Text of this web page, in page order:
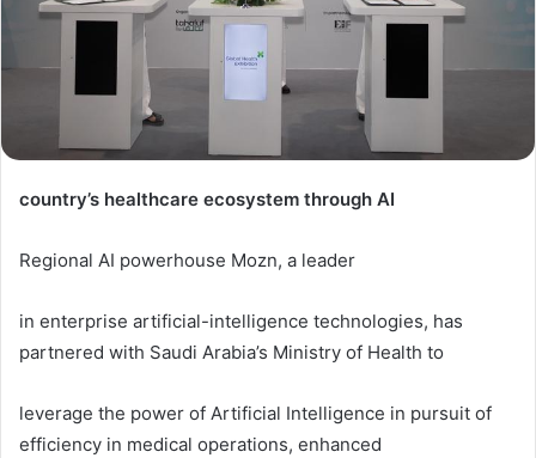
country’s healthcare ecosystem through AI
Regional AI powerhouse Mozn, a leader
in enterprise artificial-intelligence technologies, has
partnered with Saudi Arabia’s Ministry of Health to
leverage the power of Artificial Intelligence in pursuit of
efficiency in medical operations, enhanced